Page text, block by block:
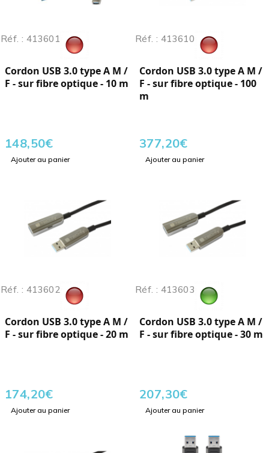
Réf. : 413601
Cordon USB 3.0 type A M /
F - sur fibre optique - 10 m
148,50€
Ajouter au panier
Réf. : 413610
Cordon USB 3.0 type A M /
F - sur fibre optique - 100
m
377,20€
Ajouter au panier
Réf. : 413602
Cordon USB 3.0 type A M /
F - sur fibre optique - 20 m
174,20€
Ajouter au panier
Réf. : 413603
Cordon USB 3.0 type A M /
F - sur fibre optique - 30 m
207,30€
Ajouter au panier